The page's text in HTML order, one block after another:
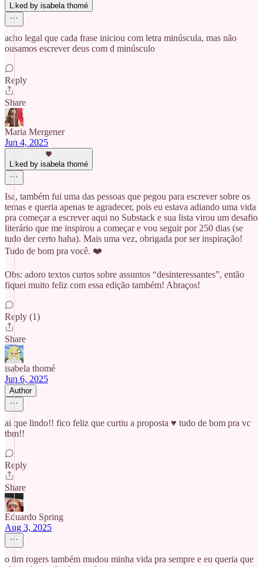
Liked by isabela thomé
acho legal que cada frase iniciou com letra minúscula, mas não
ousamos escrever deus com d minúsculo
Reply
Share
Maria Mergener
Jun 4, 2025
Liked by isabela thomé
Isa, também fui uma das pessoas que pegou para escrever sobre os
temas e queria apenas te agradecer, pois eu estava adiando uma vida
pra começar a escrever aqui no Substack e sua lista virou um desafio
literário que me inspirou a começar e vou seguir por 250 dias (se
tudo der certo haha). Mais uma vez, obrigada por ser inspiração!
Tudo de bom pra você. ❤️
Obs: adoro textos curtos sobre assuntos “desinteressantes”, então
fiquei muito feliz com essa edição também! Abraços!
Reply (1)
Share
isabela thomé
Jun 6, 2025
Author
ai que lindo!! fico feliz que curtiu a proposta ♥ tudo de bom pra vc
tbm!!
Reply
Share
Eduardo Spring
Aug 3, 2025
o tim rogers também mudou minha vida pra sempre e eu queria que